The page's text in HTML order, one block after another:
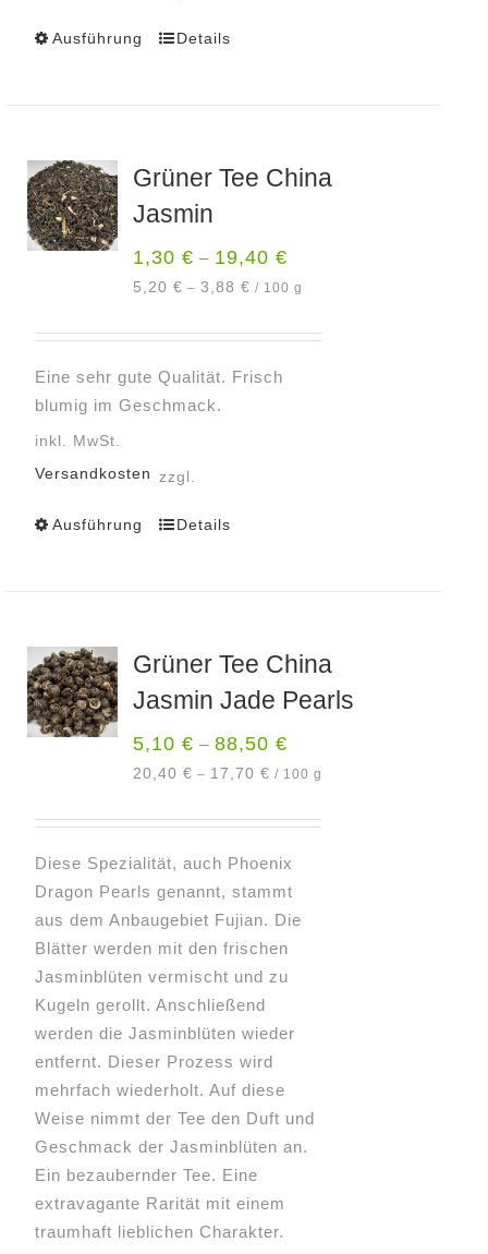
Ausführung
Dieses
auf.
Die
können
auf
gewählt
werden
Details
Grüner Tee China
Jasmin
1,30€ – 19,40€
5,20€ –3,88€ / 100 g
Eine sehr gute Qualität. Frisch
blumig im Geschmack.
inkl. MwSt.
zzgl.
Versandkosten
Ausführung
Dieses
auf.
Die
können
auf
gewählt
werden
Details
Grüner Tee China
Jasmin Jade Pearls
5,10€ –88,50€
20,40€ – 17,70€ / 100 g
Diese Spezialität, auch Phoenix
Dragon Pearls genannt, stammt
aus dem Anbaugebiet Fujian. Die
Blätter werden mit den frischen
Jasminblüten vermischt und zu
Kugeln gerollt. Anschließend
werden die Jasminblüten wieder
entfernt. Dieser Prozess wird
mehrfach wiederholt. Auf diese
Weise nimmt der Tee den Duft und
Geschmack der Jasminblüten an.
Ein bezaubernder Tee. Eine
extravagante Rarität mit einem
traumhaft lieblichen Charakter.